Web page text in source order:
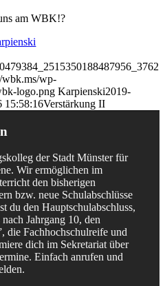
am WBK!?
wbk.ms/wp-
logo.png Karpienski2019-
15:58:16Verstärkung II
der Stadt Münster für
Wir ermöglichen im
den bisherigen
bzw. neue Schulabschlüsse
du den Hauptschulabschluss,
Jahrgang 10, den
die Fachhochschulreife und
dich im Sekretariat über
Einfach anrufen und